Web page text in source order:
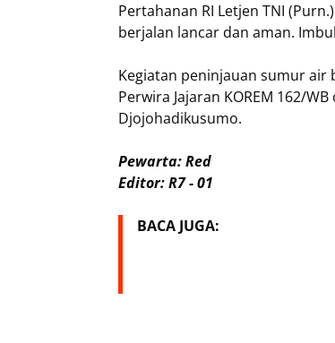
Pertahanan RI Letjen TNI
berjalan lancar dan aman.
Kegiatan peninjauan sumur air
Perwira Jajaran KOREM 162/
Djojohadikusumo.
Pewarta: Red
Editor: R7 - 01
BACA JUGA: